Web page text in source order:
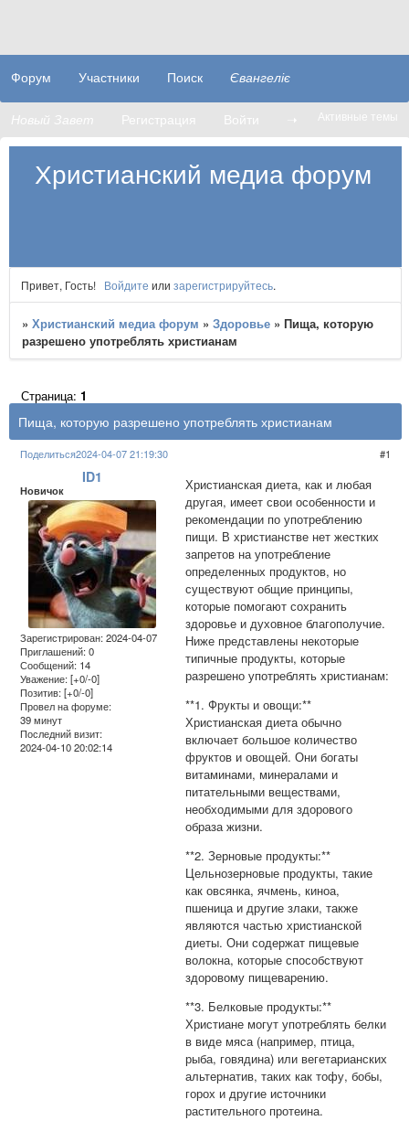
Христианский медиа форум
Форум Участники Поиск Євангеліє
Новый Завет Регистрация Войти ➝ Активные темы
Привет, Гость! Войдите или зарегистрируйтесь.
»Христианский медиа форум »Здоровье »Пища, которую
разрешено употреблять христианам
Пища, которую разрешено употреблять христианам
Страница:1
Поделиться 1
2024-04-07 21:19:30
ID1
Новичок
Зарегистрирован: 2024-04-07
Приглашений:0
Сообщений: 14
Уважение: [+0/-0]
Позитив: [+0/-0]
Провел на форуме:
39 минут
Последний визит:
2024-04-10 20:02:14
Христианская диета, как и любая
другая, имеет свои особенности и
рекомендации по употреблению
пищи. В христианстве нет жестких
запретов на употребление
определенных продуктов, но
существуют общие принципы,
которые помогают сохранить
здоровье и духовное благополучие.
Ниже представлены некоторые
типичные продукты, которые
разрешено употреблять христианам:
**1. Фрукты и овощи:**
Христианская диета обычно
включает большое количество
фруктов и овощей. Они богаты
витаминами, минералами и
питательными веществами,
необходимыми для здорового
образа жизни.
**2. Зерновые продукты:**
Цельнозерновые продукты, такие
как овсянка, ячмень, киноа,
пшеница и другие злаки, также
являются частью христианской
диеты. Они содержат пищевые
волокна, которые способствуют
здоровому пищеварению.
**3. Белковые продукты:**
Христиане могут употреблять белки
в виде мяса (например, птица,
рыба, говядина) или вегетарианских
альтернатив, таких как тофу, бобы,
горох и другие источники
растительного протеина.